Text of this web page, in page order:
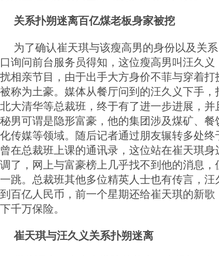
关系扑朔迷离百亿煤老板身家被挖
为了确认崔天琪与该瘦高男的身份以及关
口询问前台服务员得知，这位瘦高男叫汪久
扰相亲节目，由于出手大方身价不菲与穿着
被称为土豪。媒体从餐厅问到的汪久义下手
北大清华等总裁班，终于有了进一步进展，
秘男可谓是隐形富豪，他的集团涉及煤矿、
化传媒等领域。随后记者通过朋友辗转多处
曾在总裁班上课的通讯录，这位站在崔天琪
调了，网上与富豪榜上几乎找不到他的消息
一跳。总裁班其他多位精英人士也有传言，
到百亿人民币，前一个星期还给崔天琪的新
下千万保险。
崔天琪与汪久义关系扑朔迷离